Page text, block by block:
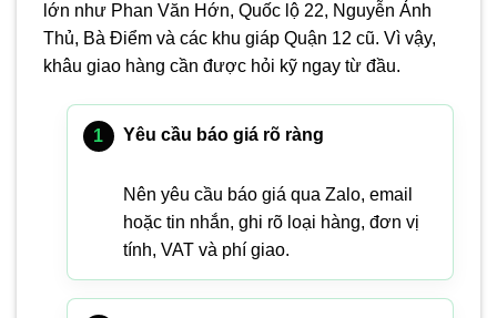
lớn như Phan Văn Hớn, Quốc lộ 22, Nguyễn Ảnh
Thủ, Bà Điểm và các khu giáp Quận 12 cũ. Vì vậy,
khâu giao hàng cần được hỏi kỹ ngay từ đầu.
Yêu cầu báo giá rõ ràng
Nên yêu cầu báo giá qua Zalo, email
hoặc tin nhắn, ghi rõ loại hàng, đơn vị
tính, VAT và phí giao.